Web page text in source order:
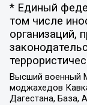
* Единый
том числе
организаций,
Высший военный
моджахедов
Дагестана, База,